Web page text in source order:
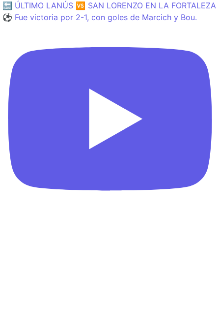
🔙 ÚLTIMO LANÚS 🆚 SAN LORENZO EN LA FORTALEZA
⚽️ Fue victoria por 2-1, con goles de Marcich y Bou.